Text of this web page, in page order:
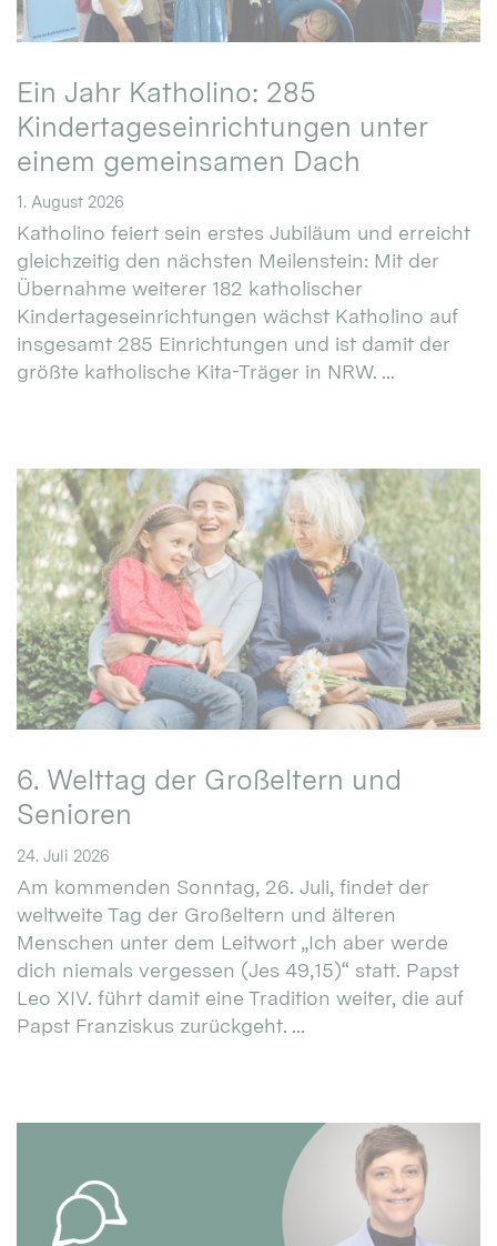
Ein Jahr Katholino: 285
Kindertageseinrichtungen unter
einem gemeinsamen Dach
1. August 2026
Katholino feiert sein erstes Jubiläum und erreicht
gleichzeitig den nächsten Meilenstein: Mit der
Übernahme weiterer 182 katholischer
Kindertageseinrichtungen wächst Katholino auf
insgesamt 285 Einrichtungen und ist damit der
größte katholische Kita-Träger in NRW. ...
6. Welttag der Großeltern und
Senioren
24. Juli 2026
Am kommenden Sonntag, 26. Juli, findet der
weltweite Tag der Großeltern und älteren
Menschen unter dem Leitwort „Ich aber werde
dich niemals vergessen (Jes 49,15)“ statt. Papst
Leo XIV. führt damit eine Tradition weiter, die auf
Papst Franziskus zurückgeht. ...